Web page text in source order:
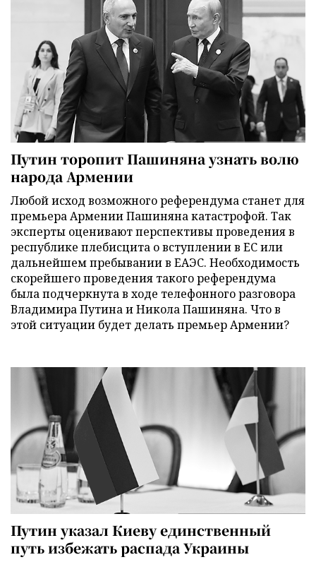
Путин торопит Пашиняна узнать волю
народа Армении
Любой исход возможного референдума станет для
премьера Армении Пашиняна катастрофой. Так
эксперты оценивают перспективы проведения в
республике плебисцита о вступлении в ЕС или
дальнейшем пребывании в ЕАЭС. Необходимость
скорейшего проведения такого референдума
была подчеркнута в ходе телефонного разговора
Владимира Путина и Никола Пашиняна. Что в
этой ситуации будет делать премьер Армении?
Путин указал Киеву единственный
путь избежать распада Украины